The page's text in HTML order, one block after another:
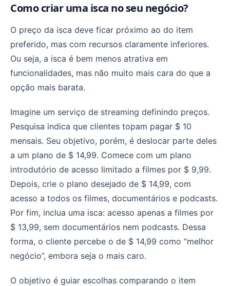
Como criar uma isca no seu negócio?
O preço da isca deve ficar próximo ao do item
preferido, mas com recursos claramente inferiores.
Ou seja, a isca é bem menos atrativa em
funcionalidades, mas não muito mais cara do que a
opção mais barata.
Imagine um serviço de streaming definindo preços.
Pesquisa indica que clientes topam pagar $ 10
mensais. Seu objetivo, porém, é deslocar parte deles
a um plano de $ 14,99. Comece com um plano
introdutório de acesso limitado a filmes por $ 9,99.
Depois, crie o plano desejado de $ 14,99, com
acesso a todos os filmes, documentários e podcasts.
Por fim, inclua uma isca: acesso apenas a filmes por
$ 13,99, sem documentários nem podcasts. Dessa
forma, o cliente percebe o de $ 14,99 como “melhor
negócio”, embora seja o mais caro.
O objetivo é guiar escolhas comparando o item